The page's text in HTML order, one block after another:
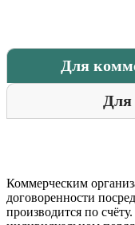
Для
Для
Коммерческим
договоренности
производится по